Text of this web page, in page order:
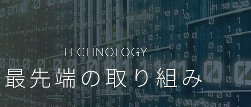
TECHNOLOGY
最先端の取り組み